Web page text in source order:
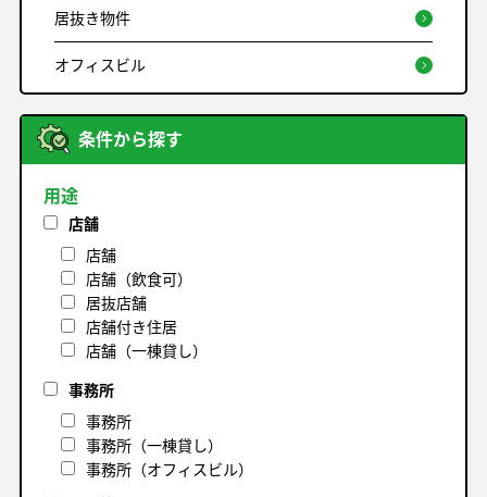
居抜き物件
オフィスビル
条件から探す
用途
店舗
店舗
店舗（飲食可）
居抜店舗
店舗付き住居
店舗（一棟貸し）
事務所
事務所
事務所（一棟貸し）
事務所（オフィスビル）